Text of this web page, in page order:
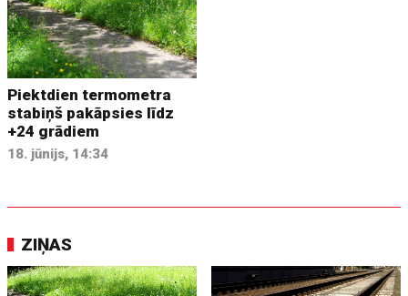
Piektdien termometra
stabiņš pakāpsies līdz
+24 grādiem
18. jūnijs, 14:34
ZIŅAS